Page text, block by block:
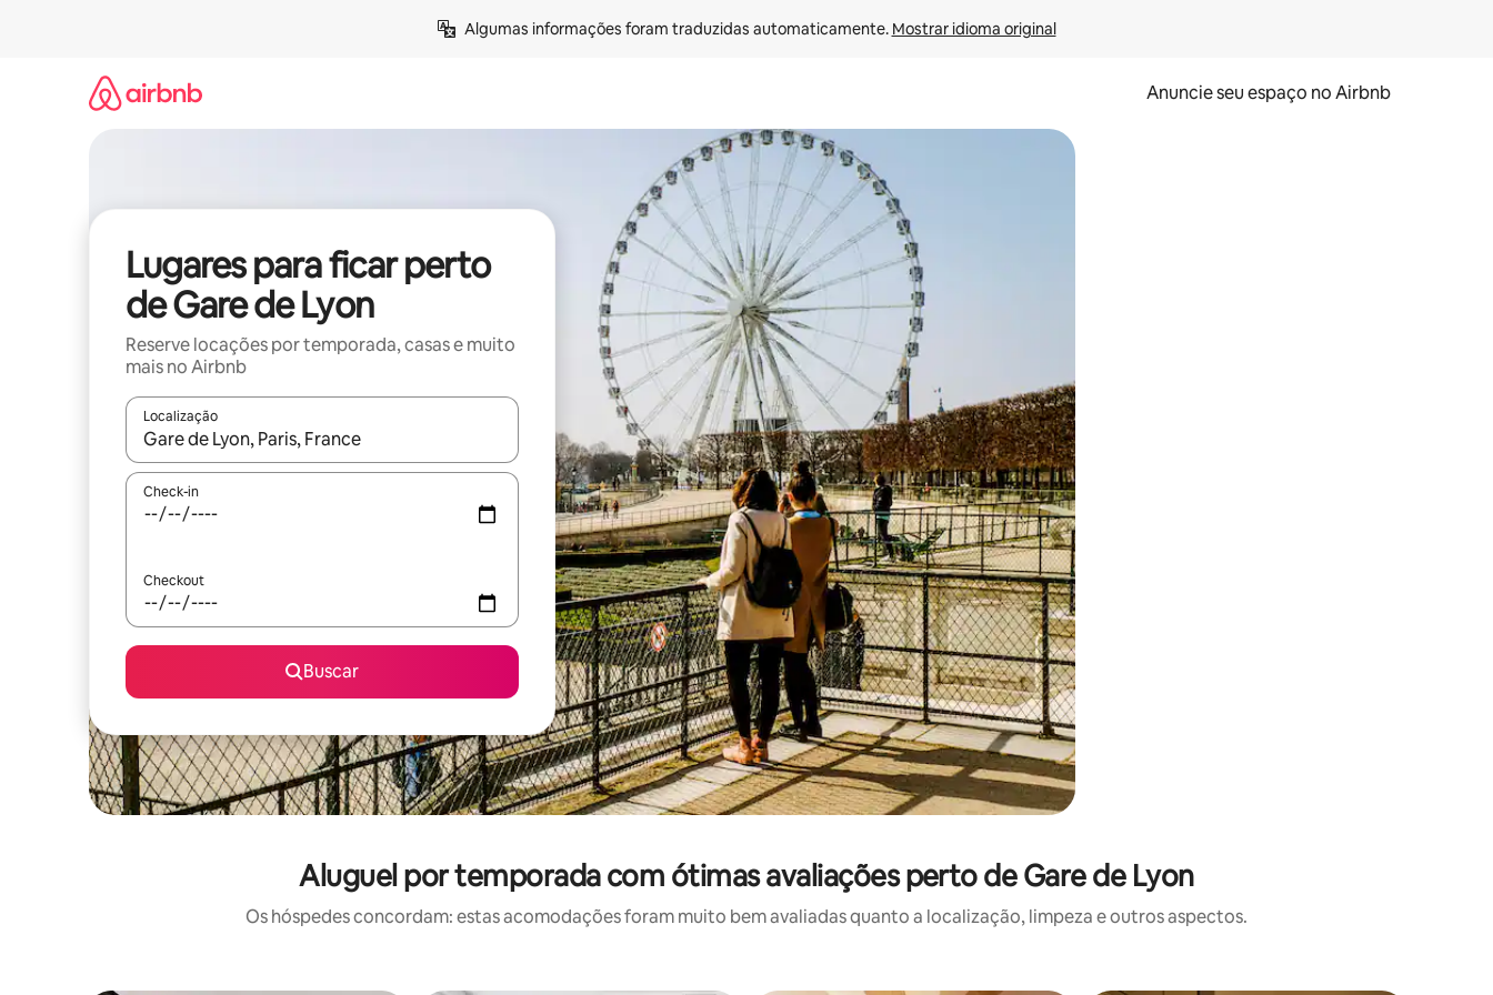
Algumas informações foram traduzidas automaticamente. Mostrar idioma original
Anuncie seu espaço no Airbnb
Lugares para ficar perto
de Gare de Lyon
Reserve locações por temporada, casas e muito
mais no Airbnb
Localização
Quando os resultados estiverem disponíveis, explore-os usando as seta para cima e para baixo do teclado ou tocando e deslizando o dedo na tela.
Check-in
Checkout
Buscar
Aluguel por temporada com ótimas avaliações perto de Gare de Lyon
Os hóspedes concordam: estas acomodações foram muito bem avaliadas quanto a localização, limpeza e outros aspectos.